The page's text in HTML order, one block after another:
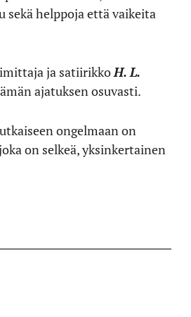
sekä helppoja että vaikeita
ja satiirikkoH. L.
ajatuksen osuvasti.
ongelmaan on
on selkeä, yksinkertainen